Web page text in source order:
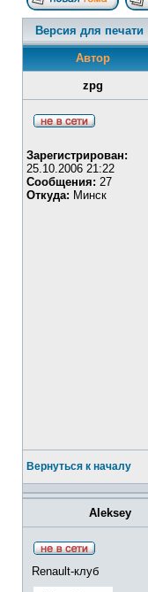
Версия для печати
Автор
zpg
Зарегистрирован:
25.10.2006 21:22
Сообщения: 27
Откуда: Минск
Вернуться к началу
Aleksey
Renault-клуб